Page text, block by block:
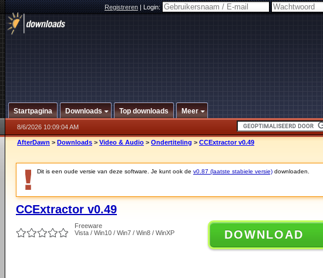
Registreren|Login:
Startpagina Downloads Top downloads Meer
8/6/2026 10:09:04 AM
AfterDawn > Downloads > Video & Audio > Ondertiteling > CCExtractor v0.49
Dit is een oude versie van deze software. Je kunt ook de v0.87 (laatste stabiele versie) downloaden.
CCExtractor v0.49
Freeware
Vista / Win10 / Win7 / Win8 / WinXP
DOWNLOAD